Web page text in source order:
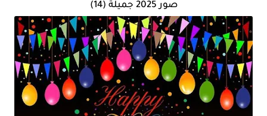
صور 2025 جميلة (14)